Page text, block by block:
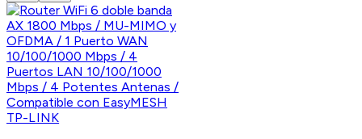
TP-LINK